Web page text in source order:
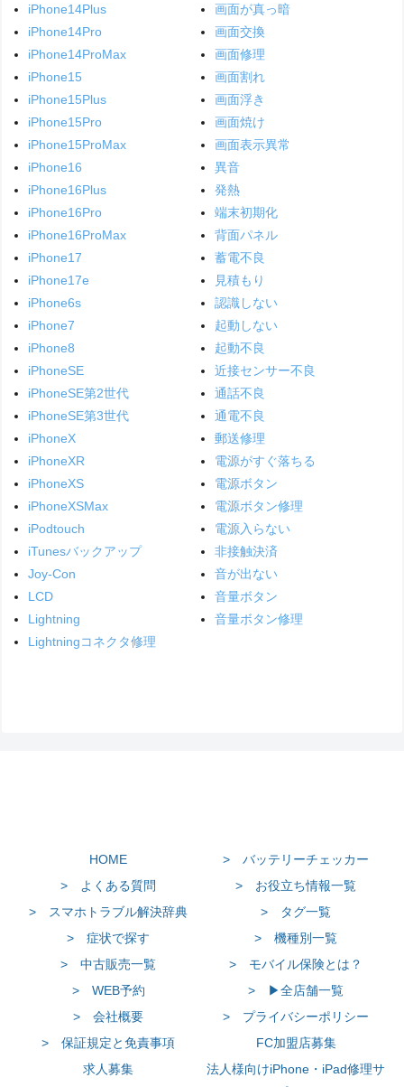
iPhone14Plus
iPhone14Pro
iPhone14ProMax
iPhone15
iPhone15Plus
iPhone15Pro
iPhone15ProMax
iPhone16
iPhone16Plus
iPhone16Pro
iPhone16ProMax
iPhone17
iPhone17e
iPhone6s
iPhone7
iPhone8
iPhoneSE
iPhoneSE第2世代
iPhoneSE第3世代
iPhoneX
iPhoneXR
iPhoneXS
iPhoneXSMax
iPodtouch
iTunesバックアップ
Joy-Con
LCD
Lightning
Lightningコネクタ修理
画面が真っ暗
画面交換
画面修理
画面割れ
画面浮き
画面焼け
画面表示異常
異音
発熱
端末初期化
背面パネル
蓄電不良
見積もり
認識しない
起動しない
起動不良
近接センサー不良
通話不良
通電不良
郵送修理
電源がすぐ落ちる
電源ボタン
電源ボタン修理
電源入らない
非接触決済
音が出ない
音量ボタン
音量ボタン修理
HOME
> バッテリーチェッカー
> よくある質問
> お役立ち情報一覧
> スマホトラブル解決辞典
> タグ一覧
> 症状で探す
> 機種別一覧
> 中古販売一覧
> モバイル保険とは？
> WEB予約
> ▶全店舗一覧
> 会社概要
> プライバシーポリシー
> 保証規定と免責事項
FC加盟店募集
求人募集
法人様向けiPhone・iPad修理サ